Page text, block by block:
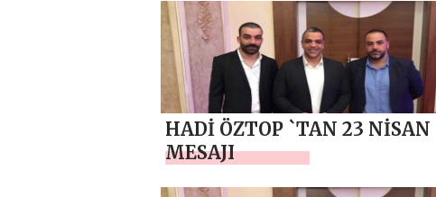
`TAN KURBAN BAYRAMI
MESAJI
HADİ ÖZTOP `TAN 23 NİSAN
MESAJI